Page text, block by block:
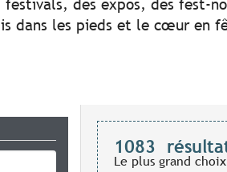
festivals, des expos, des fest-
dans les pieds et le cœur en
1083
Le plus grand